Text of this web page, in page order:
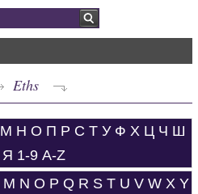
Eths
М Н О П Р С Т У Ф Х Ц Ч Ш
Я 1-9 A-Z
M N O P Q R S T U V W X Y